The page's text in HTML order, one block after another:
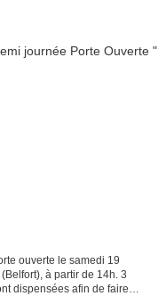
ouverte le samedi 19
à partir de 14h. 3
dispensées afin de faire